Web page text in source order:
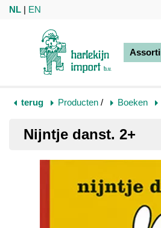
NL | EN
terug Producten / Boeken
Nijntje danst. 2+